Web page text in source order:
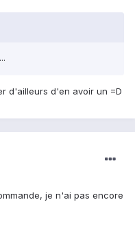
d'ailleurs d'en avoir un =D
je n'ai pas encore